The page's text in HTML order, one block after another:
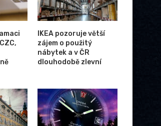
IKEA pozoruje větší
zájem o použitý
nábytek a v ČR
dlouhodobě zlevní